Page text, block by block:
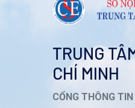
TRUNG
CHÍ MINH
CỔNG THÔNG